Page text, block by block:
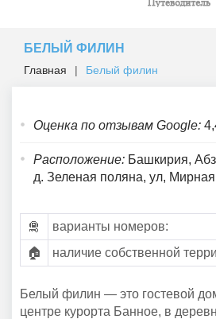
БЕЛЫЙ ФИЛИН
Главная | Белый филин
Белый
Оценка по отзывам Google:
Расположение: Башкирия,
д. Зеленая поляна, ул,
🛅 варианты номеров:
🏠
наличие собственной
Белый филин — это гостевой
центре курорта Банное, в